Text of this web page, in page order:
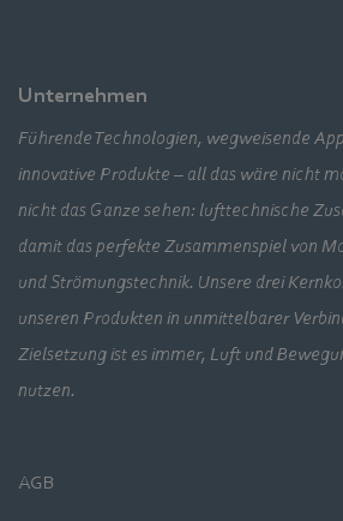
Unternehmen
Führende Technologien, wegweisende
innovative Produkte – all das wäre nicht
nicht das Ganze sehen: lufttechnische
damit das perfekte Zusammenspiel von
und Strömungstechnik. Unsere drei
unseren Produkten in unmittelbarer
Zielsetzung ist es immer, Luft und
nutzen.
AGB